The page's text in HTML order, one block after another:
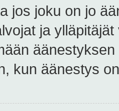
jos joku on jo
ja
kun äänestys